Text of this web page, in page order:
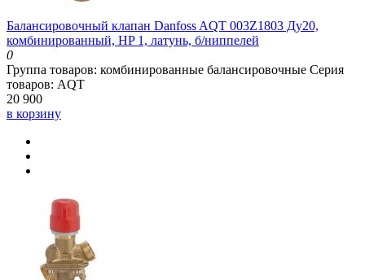
Балансировочный клапан Danfoss AQT 003Z1803 Ду20,
комбинированный, HP 1, латунь, б/ниппелей
0
Группа товаров: комбинированные балансировочные Серия
товаров: AQT
20 900
в корзину